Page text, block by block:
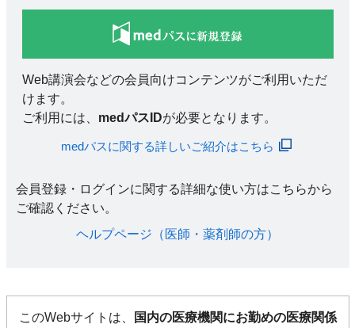
Web講演会などの会員向けコンテンツがご利用いただ
けます。
ご利用には、 medパスIDが必要となります。
medパスに関する詳しいご紹介はこちら
会員登録・ログインに関する詳細な使い方はこちらから
ご確認ください。​
ヘルプページ（医師・薬剤師の方）​
このWebサイトは、
国内の医療機関にお勤めの医療関係